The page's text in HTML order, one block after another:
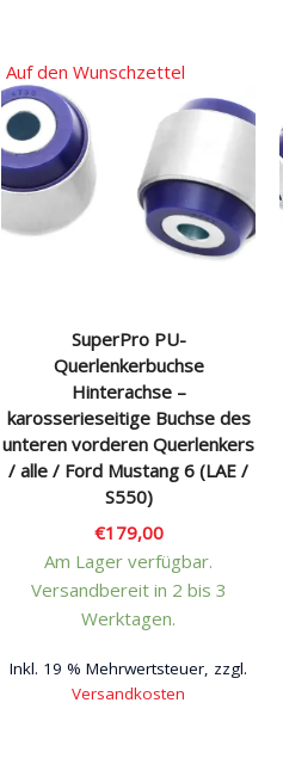
SuperPro PU-
Querlenkerbuchse
Hinterachse –
karosserieseitige Buchse des
unteren vorderen Querlenkers
/ alle / Ford Mustang 6 (LAE /
S550)
€179,00
Am Lager verfügbar.
Versandbereit in 2 bis 3
Werktagen.
Inkl. 19 % Mehrwertsteuer, zzgl.
Versandkosten
Auf den Wunschzettel